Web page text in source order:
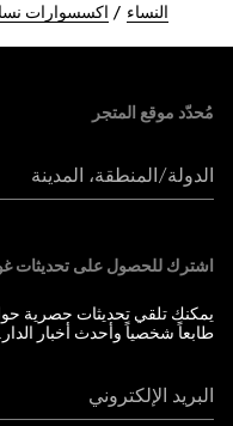
النساء اكسسوارات
مُحدّد موقع المتجر
الدولة/المنطقة، المدينة
اشترك للحصول على تحديثات
يمكنك تلقي تحديثات حصرية
طابعاً شخصياً وأحدث أخبار الدار.
البريد الإلكتروني